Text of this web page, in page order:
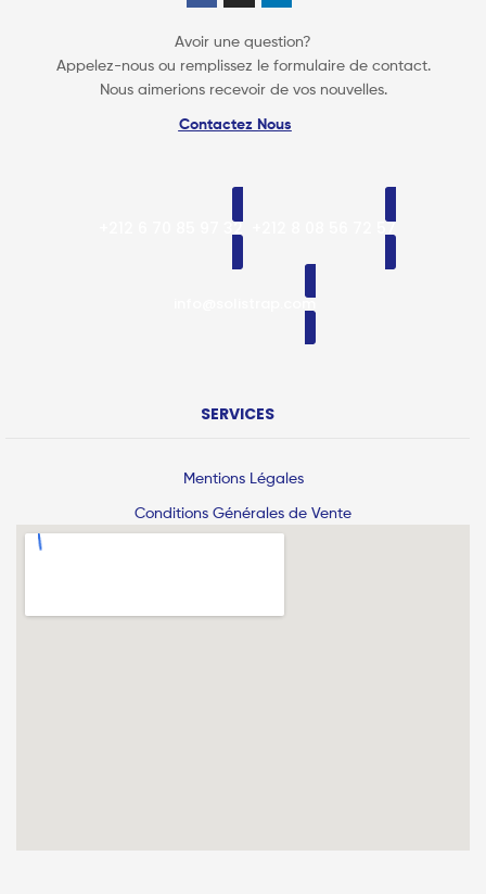
Avoir une question?
Appelez-nous ou remplissez le formulaire de contact.
Nous aimerions recevoir de vos nouvelles.
Contactez Nous
+212 6 70 85 97 32 +212 8 08 56 72 57
info@solistrap.com
SERVICES
Mentions Légales
Conditions Générales de Vente